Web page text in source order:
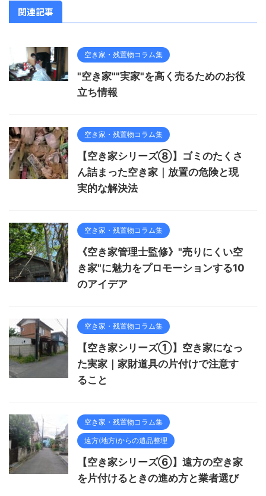
関連記事
空き家・残置物コラム集
"空き家""実家"を高く売るためのお役
立ち情報
空き家・残置物コラム集
【空き家シリーズ⑧】ゴミのたくさ
ん詰まった空き家｜放置の危険と現
実的な解決法
空き家・残置物コラム集
《空き家管理士監修》"売りにくい空
き家"に魅力をプロモーションする10
のアイデア
空き家・残置物コラム集
【空き家シリーズ①】空き家になっ
た実家｜家財道具の片付けで注意す
ること
空き家・残置物コラム集
遠方(地方)からの遺品整理
【空き家シリーズ⑥】遠方の空き家
を片付けるときの進め方と業者選び